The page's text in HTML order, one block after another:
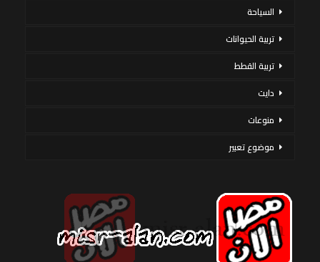
السياحة
تربية الحيوانات
تربية القطط
دايت
منوعات
موضوع تعبير